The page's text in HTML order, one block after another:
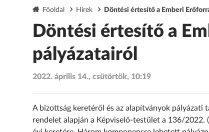
Főoldal Hírek Döntési értesítő a Emberi
Döntési értesítő a
pályázatairól
2022. április 14., csütörtök, 10:19
A bizottság keretéről és az alapítványok pályázati
rendelet alapján a Képviselő-testület a 136/2022.